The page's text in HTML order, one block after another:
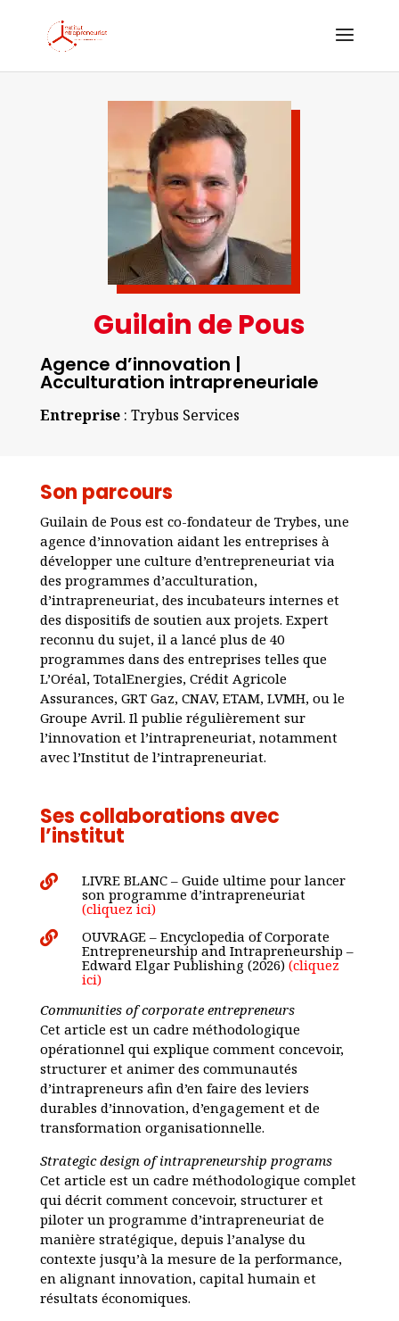
Guilain de Pous
Agence d’innovation |
Acculturation intrapreneuriale
Entreprise: Trybus Services
Son parcours
Guilain de Pous est co-fondateur de Trybes, une
agence d’innovation aidant les entreprises à
développer une culture d’entrepreneuriat via
des programmes d’acculturation,
d’intrapreneuriat, des incubateurs internes et
des dispositifs de soutien aux projets. Expert
reconnu du sujet, il a lancé plus de 40
programmes dans des entreprises telles que
L’Oréal, TotalEnergies, Crédit Agricole
Assurances, GRT Gaz, CNAV, ETAM, LVMH, ou le
Groupe Avril. Il publie régulièrement sur
l’innovation et l’intrapreneuriat, notamment
avec l’Institut de l’intrapreneuriat.
Ses collaborations avec
l’institut

LIVRE BLANC – Guide ultime pour lancer
son programme d’intrapreneuriat
(cliquez ici)

OUVRAGE – Encyclopedia of Corporate
Entrepreneurship and Intrapreneurship –
Edward Elgar Publishing (2026) (cliquez
ici)
Communities of corporate entrepreneurs
Cet article est un cadre méthodologique
opérationnel qui explique comment concevoir,
structurer et animer des communautés
d’intrapreneurs afin d’en faire des leviers
durables d’innovation, d’engagement et de
transformation organisationnelle.
Strategic design of intrapreneurship programs
Cet article est un cadre méthodologique complet
qui décrit comment concevoir, structurer et
piloter un programme d’intrapreneuriat de
manière stratégique, depuis l’analyse du
contexte jusqu’à la mesure de la performance,
en alignant innovation, capital humain et
résultats économiques.